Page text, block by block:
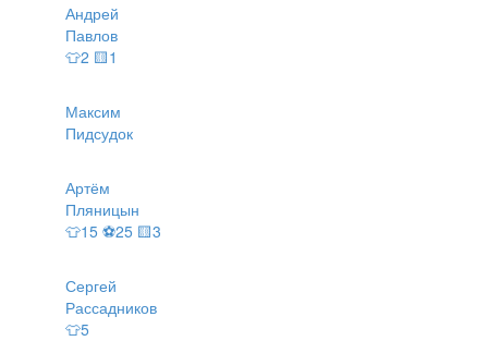
Андрей
Павлов
👕2 🟨1
Максим
Пидсудок
Артём
Пляницын
👕15 ⚽25 🟨3
Сергей
Рассадников
👕5